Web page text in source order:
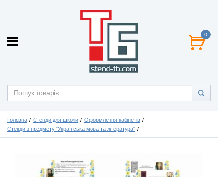
0
Головна Стенди для школи
Оформлення кабінетів
Стенди з предмету "Українська мова та література"